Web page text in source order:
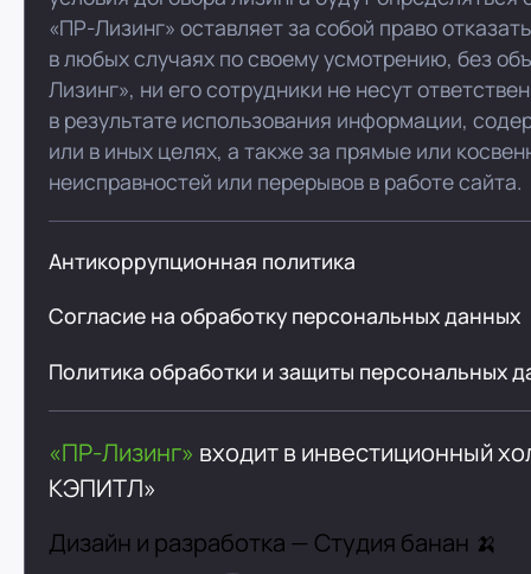
«ПР-Лизинг» оставляет за собой право
в любых случаях по своему усмотрению, без
Лизинг», ни его сотрудники не несут
в результате использования информации,
или в иных целях, а также за прямые или
неисправностей или перерывов в работе сайта.
Антикоррупционная политика
Согласие на обработку персональных данных
Политика обработки и защиты персональных
«ПР-Лизинг» входит в инвестиционный
КЭПИТЛ»
Дизайн и разработка — Студия банан 🍌